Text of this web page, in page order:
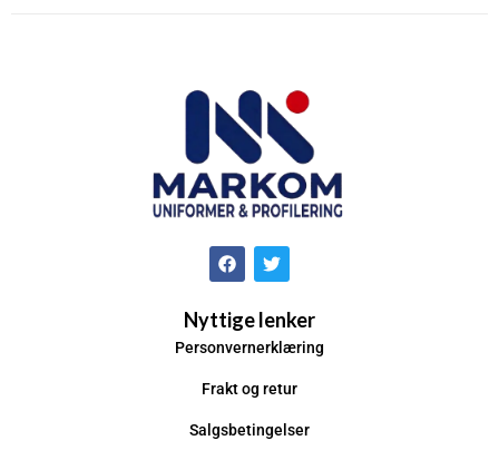
Nyttige lenker
Personvernerklæring
Frakt og retur
Salgsbetingelser